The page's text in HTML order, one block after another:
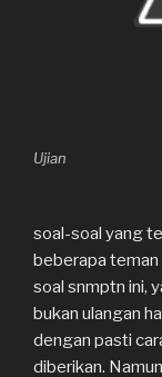
Ujian
soal-soal yang
beberapa teman
soal snmptn ini,
bukan ulangan
dengan pasti
diberikan.